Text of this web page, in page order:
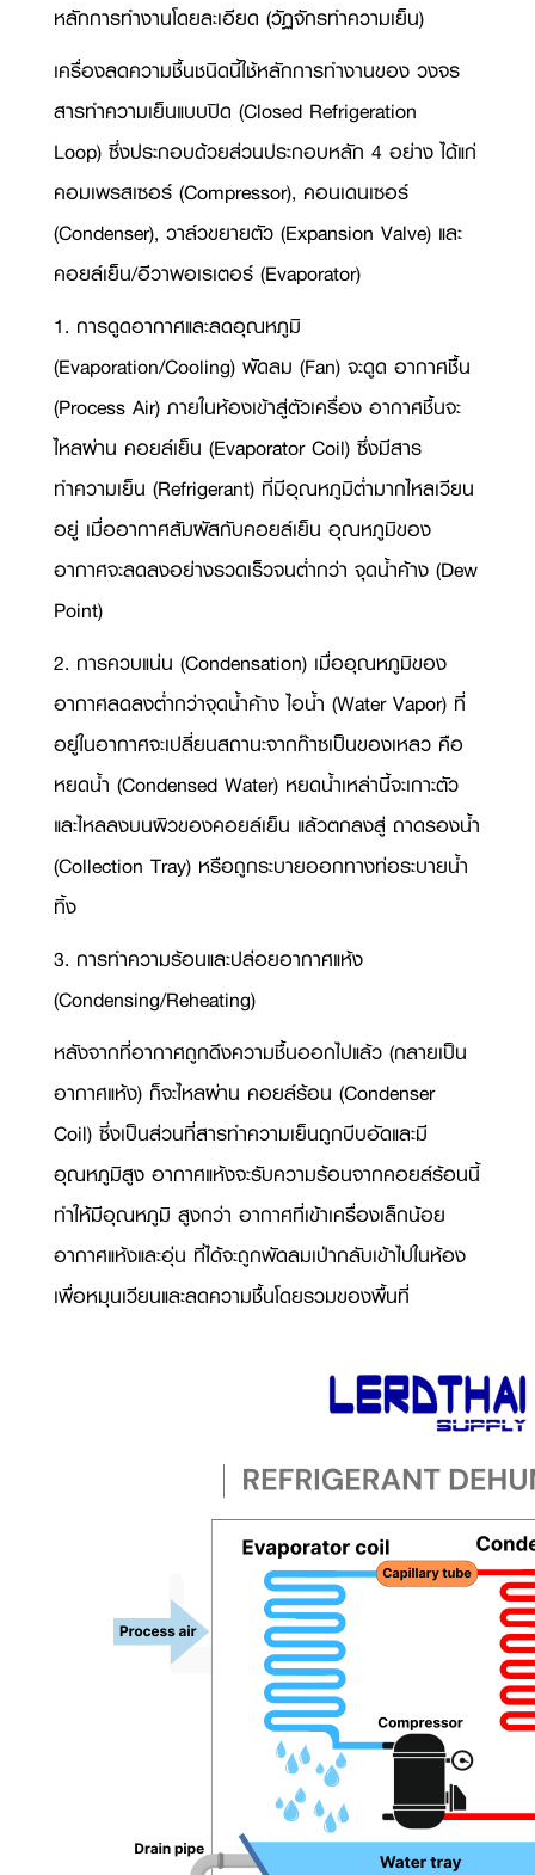
หลักการทำงานโดยละเอียด (วัฏจักรทำความเย็น)
เครื่องลดความชื้นชนิดนี้ใช้หลักการทำงานของ วงจร
สารทำความเย็นแบบปิด (Closed Refrigeration
Loop) ซึ่งประกอบด้วยส่วนประกอบหลัก 4 อย่าง ได้แก่
คอมเพรสเซอร์ (Compressor), คอนเดนเซอร์
(Condenser), วาล์วขยายตัว (Expansion Valve) และ
คอยล์เย็น/อีวาพอเรเตอร์ (Evaporator)
1. การดูดอากาศและลดอุณหภูมิ
(Evaporation/Cooling) พัดลม (Fan) จะดูด อากาศชื้น
(Process Air) ภายในห้องเข้าสู่ตัวเครื่อง อากาศชื้นจะ
ไหลผ่าน คอยล์เย็น (Evaporator Coil) ซึ่งมีสาร
ทำความเย็น (Refrigerant) ที่มีอุณหภูมิต่ำมากไหลเวียน
อยู่ เมื่ออากาศสัมผัสกับคอยล์เย็น อุณหภูมิของ
อากาศจะลดลงอย่างรวดเร็วจนต่ำกว่า จุดน้ำค้าง (Dew
Point)
2. การควบแน่น (Condensation) เมื่ออุณหภูมิของ
อากาศลดลงต่ำกว่าจุดน้ำค้าง ไอน้ำ (Water Vapor) ที่
อยู่ในอากาศจะเปลี่ยนสถานะจากก๊าซเป็นของเหลว คือ
หยดน้ำ (Condensed Water) หยดน้ำเหล่านี้จะเกาะตัว
และไหลลงบนผิวของคอยล์เย็น แล้วตกลงสู่ ถาดรองน้ำ
(Collection Tray) หรือถูกระบายออกทางท่อระบายน้ำ
ทิ้ง
3. การทำความร้อนและปล่อยอากาศแห้ง
(Condensing/Reheating)
หลังจากที่อากาศถูกดึงความชื้นออกไปแล้ว (กลายเป็น
อากาศแห้ง) ก็จะไหลผ่าน คอยล์ร้อน (Condenser
Coil) ซึ่งเป็นส่วนที่สารทำความเย็นถูกบีบอัดและมี
อุณหภูมิสูง อากาศแห้งจะรับความร้อนจากคอยล์ร้อนนี้
ทำให้มีอุณหภูมิ สูงกว่า อากาศที่เข้าเครื่องเล็กน้อย
อากาศแห้งและอุ่น ที่ได้จะถูกพัดลมเป่ากลับเข้าไปในห้อง
เพื่อหมุนเวียนและลดความชื้นโดยรวมของพื้นที่